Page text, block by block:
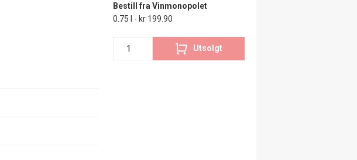
Bestill fra Vinmonopolet
0.75 l - kr 199.90
Utsolgt